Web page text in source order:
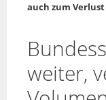
auch zum
weiter,